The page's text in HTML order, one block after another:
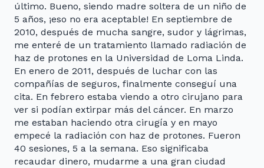
último. Bueno, siendo madre soltera de un niño de
5 años, ¡eso no era aceptable! En septiembre de
2010, después de mucha sangre, sudor y lágrimas,
me enteré de un tratamiento llamado radiación de
haz de protones en la Universidad de Loma Linda.
En enero de 2011, después de luchar con las
compañías de seguros, finalmente conseguí una
cita. En febrero estaba viendo a otro cirujano para
ver si podían extirpar más del cáncer. En marzo
me estaban haciendo otra cirugía y en mayo
empecé la radiación con haz de protones. Fueron
40 sesiones, 5 a la semana. Eso significaba
recaudar dinero, mudarme a una gran ciudad